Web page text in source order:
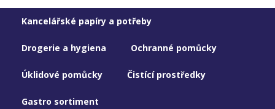
Kancelářské papíry a potřeby
Drogerie a hygiena Ochranné pomůcky
Úklidové pomůcky Čistící prostředky
Gastro sortiment